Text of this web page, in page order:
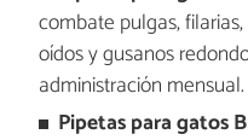
combate pulgas,
oídos y gusanos
administración mensual.
Pipetas para gatos